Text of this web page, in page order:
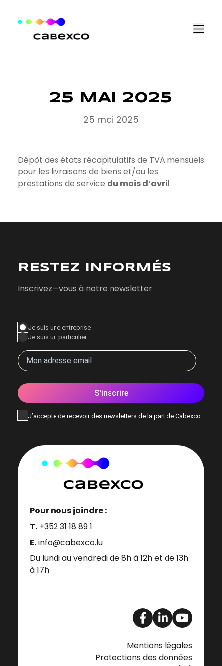
25 MAI 2025
25 mai 2025
Dépôt des états récapitulatifs de TVA mensuels
pour les livraisons de biens et/ou les
prestations de service du mois d’avril
RESTEZ INFORMÉS
Inscrivez—vous à notre newsletter
Je suis une entreprise
Je suis un particulier
S'inscrire
J’accepte de recevoir des newsletters de la part de Cabexco
Pour nous joindre :
T. +352 31 18 89 1
E.info@cabexco.lu
Du lundi au vendredi de 8h à 12h et de 13h
à 17h
Mentions légales
Protections des données